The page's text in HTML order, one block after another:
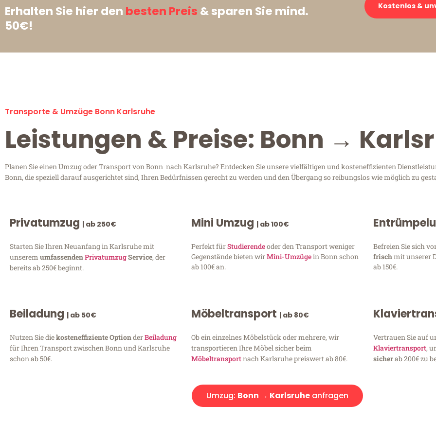
Erhalten Sie hier den besten Preis & sparen Sie mind.
50€!
Kostenlos &
Transporte & Umzüge Bonn Karlsruhe
Leistungen & Preise: Bonn →
Planen Sie einen Umzug oder Transport von Bonn nach Karlsruhe? Entdecken Sie unsere vielfältigen und kosteneffizienten
Bonn, die speziell darauf ausgerichtet sind, Ihren Bedürfnissen gerecht zu werden und den Übergang so reibungslos wie möglich zu
Privatumzug | ab 250€
Starten Sie Ihren Neuanfang in Karlsruhe mit
unserem umfassendenPrivatumzugService, der
bereits ab 250€ beginnt.
Mini Umzug | ab 100€
Perfekt fürStudierendeoder den Transport weniger
Gegenstände bieten wirMini-Umzügein Bonn schon
ab 100€ an.
Befreien Sie sich
frischmit unserer
ab 150€.
Beiladung | ab 50€
Nutzen Sie diekosteneffiziente OptionderBeiladung
für Ihren Transport zwischen Bonn und Karlsruhe
schon ab 50€.
Möbeltransport | ab 80€
Ob ein einzelnes Möbelstück oder mehrere, wir
transportieren Ihre Möbel sicher beim
Möbeltransportnach Karlsruhe preiswert ab 80€.
Vertrauen Sie auf
Klaviertransport,
sicherab 200€ zu
Umzug: Bonn → Karlsruhe anfragen